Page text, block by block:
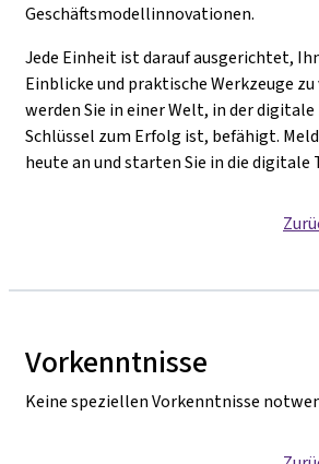
Geschäftsmodellinnovationen.
Jede Einheit ist darauf ausgerichtet,
Einblicke und praktische Werkzeuge
werden Sie in einer Welt, in der
Schlüssel zum Erfolg ist, befähigt.
heute an und starten Sie in die
Vorkenntnisse
Keine speziellen Vorkenntnisse